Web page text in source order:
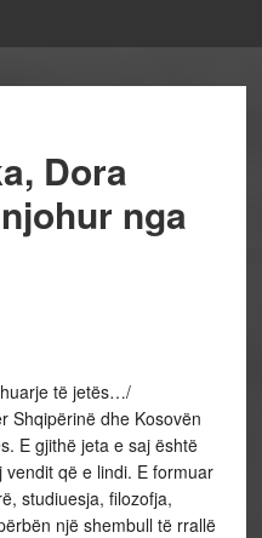
Dora
nga
të jetës…/
Shqipërinë dhe Kosovën
E gjithë jeta e saj është
që e lindi. E formuar
studiuesja, filozofja,
një shembull të rrallë